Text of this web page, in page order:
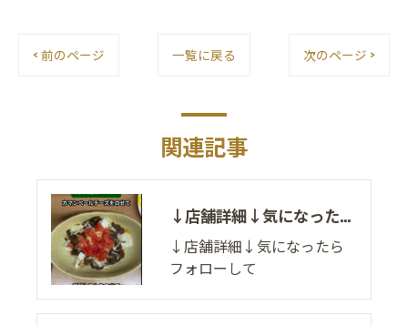
< 前のページ 一覧に戻る 次のページ >
関連記事
↓店舗詳細↓気になったらフォローして
↓店舗詳細↓気になったら
フォローして